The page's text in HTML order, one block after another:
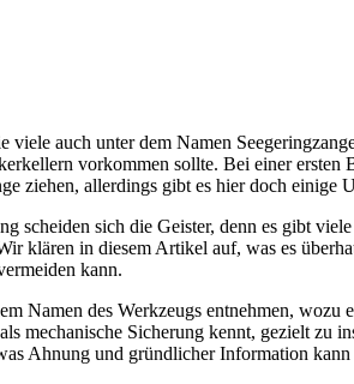
viele auch unter dem Namen
vorkommen sollte. Bei einer ersten
ziehen, allerdings gibt es hier doch einige
scheiden sich die Geister, denn es gibt
klären in diesem Artikel auf, was es
kann.
Namen des Werkzeugs entnehmen, wozu
mechanische Sicherung kennt, gezielt zu
Ahnung und gründlicher Information kann